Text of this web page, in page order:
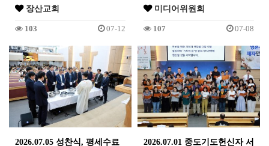
장산교회
103 07-12
미디어위원회
107 07-08
2026.07.05 성찬식, 평세수료
2026.07.01 중도기도헌신자 서